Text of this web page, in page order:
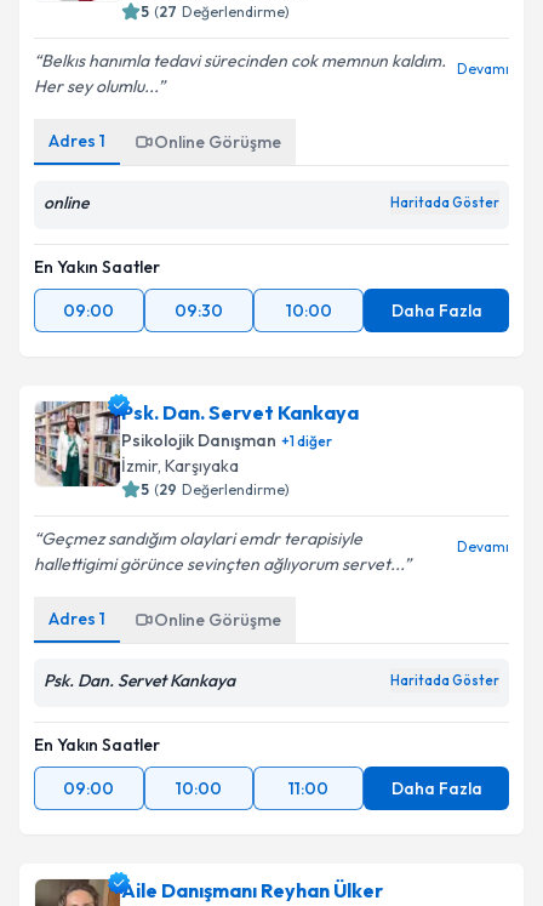
5 (27 Değerlendirme)
Belkıs hanımla tedavi sürecinden cok memnun kaldım.
Her sey olumlu...
Devamı
Adres 1 Online Görüşme
online Haritada Göster
En Yakın Saatler
09:00
09:30 10:00 Daha Fazla
Psk. Dan. Servet Kankaya
Psikolojik Danışman +1diğer
İzmir, Karşıyaka
5 (29 Değerlendirme)
Geçmez sandığım olaylari emdr terapisiyle
hallettigimi görünce sevinçten ağlıyorum servet...
Devamı
Adres 1 Online Görüşme
Psk. Dan. Servet Kankaya Haritada Göster
En Yakın Saatler
09:00
10:00 11:00 Daha Fazla
Aile Danışmanı Reyhan Ülker